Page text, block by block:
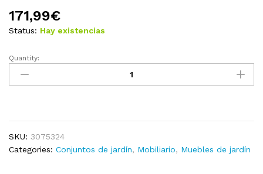
171,99€
Status: Hay existencias
Juego
muebles
piezas
madera
Quantity:
SKU: 3075324
Categories: Conjuntos de jardín, Mobiliario, Muebles de jardín